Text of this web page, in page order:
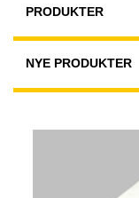
PRODUKTER
NYE PRODUKTER